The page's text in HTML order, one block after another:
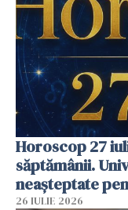
Horoscop 27
săptămânii.
neașteptate
26 IULIE 2026